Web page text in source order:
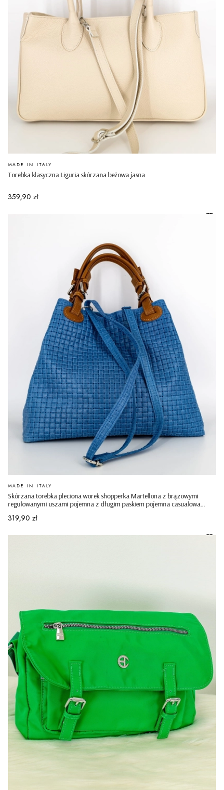
Torebka klasyczna Liguria skórzana beżowa jasna
PRODUCENT
MADE IN ITALY
Cena
359,90 zł
Skórzana torebka pleciona worek shopperka Martellona z brązowymi
regulowanymi uszami pojemna z długim paskiem pojemna casualowa
PRODUCENT
MADE IN ITALY
Cena
319,90 zł